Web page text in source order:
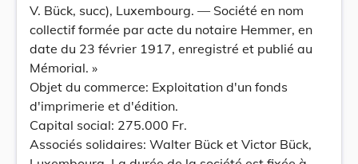
V. Bück, succ), Luxembourg. — Société en nom
collectif formée par acte du notaire Hemmer, en
date du 23 février 1917, enregistré et publié au
Mémorial. »
Objet du commerce: Exploitation d'un fonds
d'imprimerie et d'édition.
Capital social: 275.000 Fr.
Associés solidaires: Walter Bück et Victor Bück,